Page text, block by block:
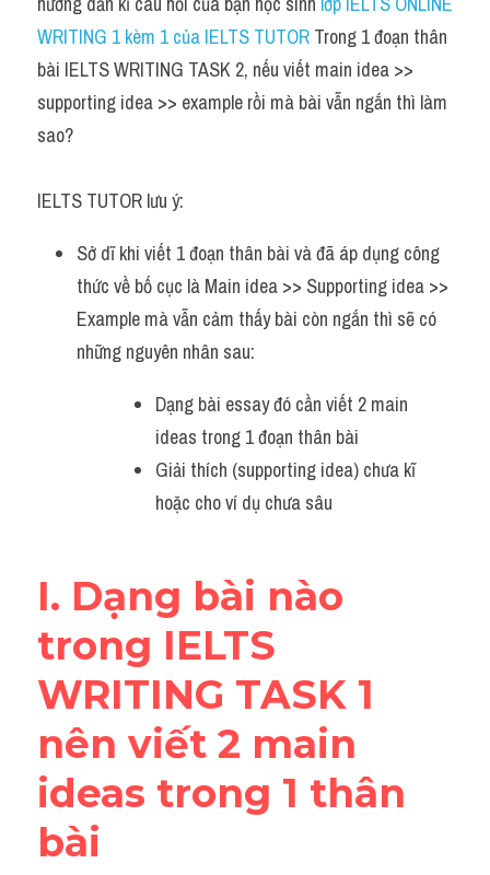
Task 2
Từ vựng theo topic
Từ vựng theo Topic
Map
Cam
Environment
Đề thi thật Task 1
Process
Đề thi IELTS thật
IELTS Advice
Đề thi thật Task 2
Listening
Speaking
Writing
Reading
WRITING 1 kèm 1 của IELTS TUTOR Trong 1 đoạn thân
bài IELTS WRITING TASK 2, nếu viết main idea >>
supporting idea >> example rồi mà bài vẫn ngắn thì làm
sao?
IELTS TUTOR lưu ý:
Sở dĩ khi viết 1 đoạn thân bài và đã áp dụng công
thức về bố cục là Main idea >> Supporting idea >>
Example mà vẫn cảm thấy bài còn ngắn thì sẽ có
những nguyên nhân sau:
Dạng bài essay đó cần viết 2 main
ideas trong 1 đoạn thân bài
Giải thích (supporting idea) chưa kĩ
hoặc cho ví dụ chưa sâu
I. Dạng bài nào
trong IELTS
WRITING TASK 1
nên viết 2 main
ideas trong 1 thân
bài